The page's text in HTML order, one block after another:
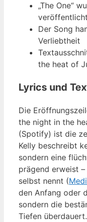
„The One“
Der Song
Verliebtheit
the heat of
Lyrics und
Die
the night in the
(Spotify) ist die
Kelly beschreibt
sondern eine
prägend erweist –
selbst nennt (
den Anfang oder
sondern die
Tiefen